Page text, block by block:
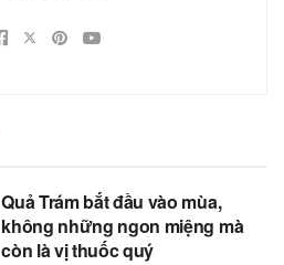
Quả Trám bắt đầu vào mùa,
không những ngon miệng mà
còn là vị thuốc quý